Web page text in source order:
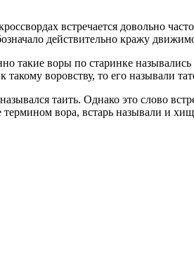
встречается довольно
действительно кражу
такие воры по старинке
воровству, то его называли
таить. Однако это слово
термином вора, встарь называли